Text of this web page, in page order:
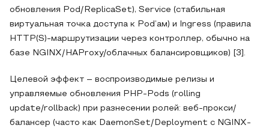
обновления Pod/ReplicaSet), Service (стабильная
виртуальная точка доступа к Pod’ам) и Ingress (правила
HTTP(S)-маршрутизации через контроллер, обычно на
базе NGINX/HAProxy/облачных балансировщиков) [3].
Целевой эффект – воспроизводимые релизы и
управляемые обновления PHP-Pods (rolling
update/rollback) при разнесении ролей: веб-прокси/
балансер (часто как DaemonSet/Deployment с NGINX-